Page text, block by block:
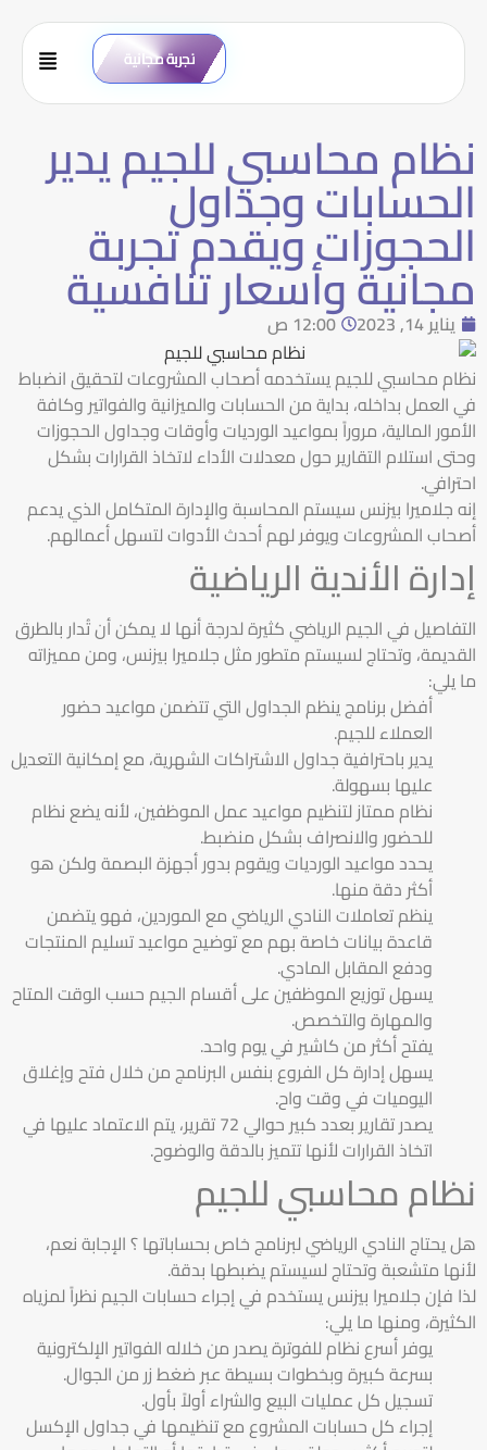
تجربة مجانية
نظام محاسبي للجيم يدير
الحسابات وجداول
الحجوزات ويقدم تجربة
مجانية وأسعار تنافسية
يناير 14, 2023
12:00 ص
نظام محاسبي للجيم يستخدمه أصحاب المشروعات لتحقيق انضباط
في العمل بداخله، بداية من الحسابات والميزانية والفواتير وكافة
الأمور المالية، مروراً بمواعيد الورديات وأوقات وجداول الحجوزات
وحتى استلام التقارير حول معدلات الأداء لاتخاذ القرارات بشكل
احترافي.
إنه جلاميرا بيزنس سيستم المحاسبة والإدارة المتكامل الذي يدعم
أصحاب المشروعات ويوفر لهم أحدث الأدوات لتسهل أعمالهم.
إدارة الأندية الرياضية
التفاصيل في الجيم الرياضي كثيرة لدرجة أنها لا يمكن أن تُدار بالطرق
القديمة، وتحتاج لسيستم متطور مثل جلاميرا بيزنس، ومن مميزاته
ما يلي:
أفضل برنامج ينظم الجداول التي تتضمن مواعيد حضور
العملاء للجيم.
يدير باحترافية جداول الاشتراكات الشهرية، مع إمكانية التعديل
عليها بسهولة.
نظام ممتاز لتنظيم مواعيد عمل الموظفين، لأنه يضع نظام
للحضور والانصراف بشكل منضبط.
يحدد مواعيد الورديات ويقوم بدور أجهزة البصمة ولكن هو
أكثر دقة منها.
ينظم تعاملات النادي الرياضي مع الموردين، فهو يتضمن
قاعدة بيانات خاصة بهم مع توضيح مواعيد تسليم المنتجات
ودفع المقابل المادي.
يسهل توزيع الموظفين على أقسام الجيم حسب الوقت المتاح
والمهارة والتخصص.
يفتح أكثر من كاشير في يوم واحد.
يسهل إدارة كل الفروع بنفس البرنامج من خلال فتح وإغلاق
اليوميات في وقت واح.
يصدر تقارير بعدد كبير حوالي 72 تقرير، يتم الاعتماد عليها في
اتخاذ القرارات لأنها تتميز بالدقة والوضوح.
نظام محاسبي للجيم
هل يحتاج النادي الرياضي لبرنامج خاص بحساباتها ؟ الإجابة نعم،
لأنها متشعبة وتحتاج لسيستم يضبطها بدقة.
لذا فإن جلاميرا بيزنس يستخدم في إجراء حسابات الجيم نظراً لمزياه
الكثيرة، ومنها ما يلي:
يوفر أسرع نظام للفوترة يصدر من خلاله الفواتير الإلكترونية
بسرعة كبيرة وبخطوات بسيطة عبر ضغط زر من الجوال.
تسجيل كل عمليات البيع والشراء أولاً بأول.
إجراء كل حسابات المشروع مع تنظيمها في جداول الإكسل